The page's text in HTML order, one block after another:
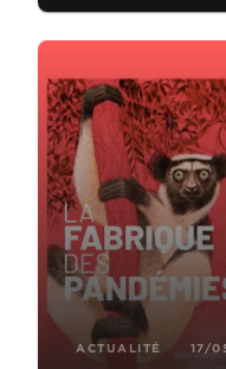
ACTUALITÉ 17/